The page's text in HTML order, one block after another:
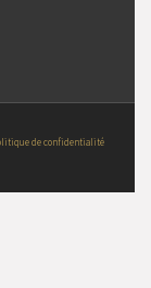
de confidentialité